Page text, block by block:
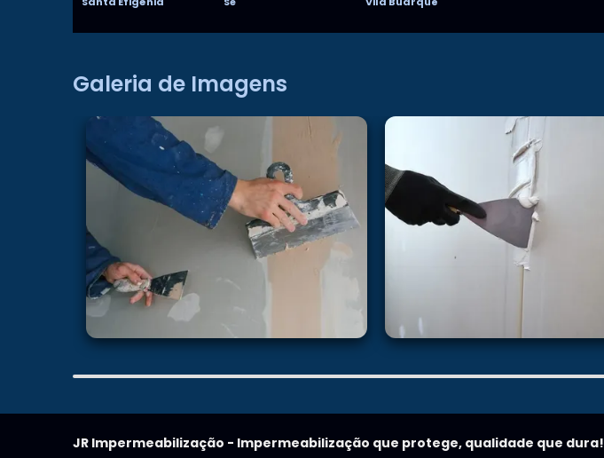
Galeria de Imagens
JR Impermeabilização - Impermeabilização que protege, qualidade que dura!